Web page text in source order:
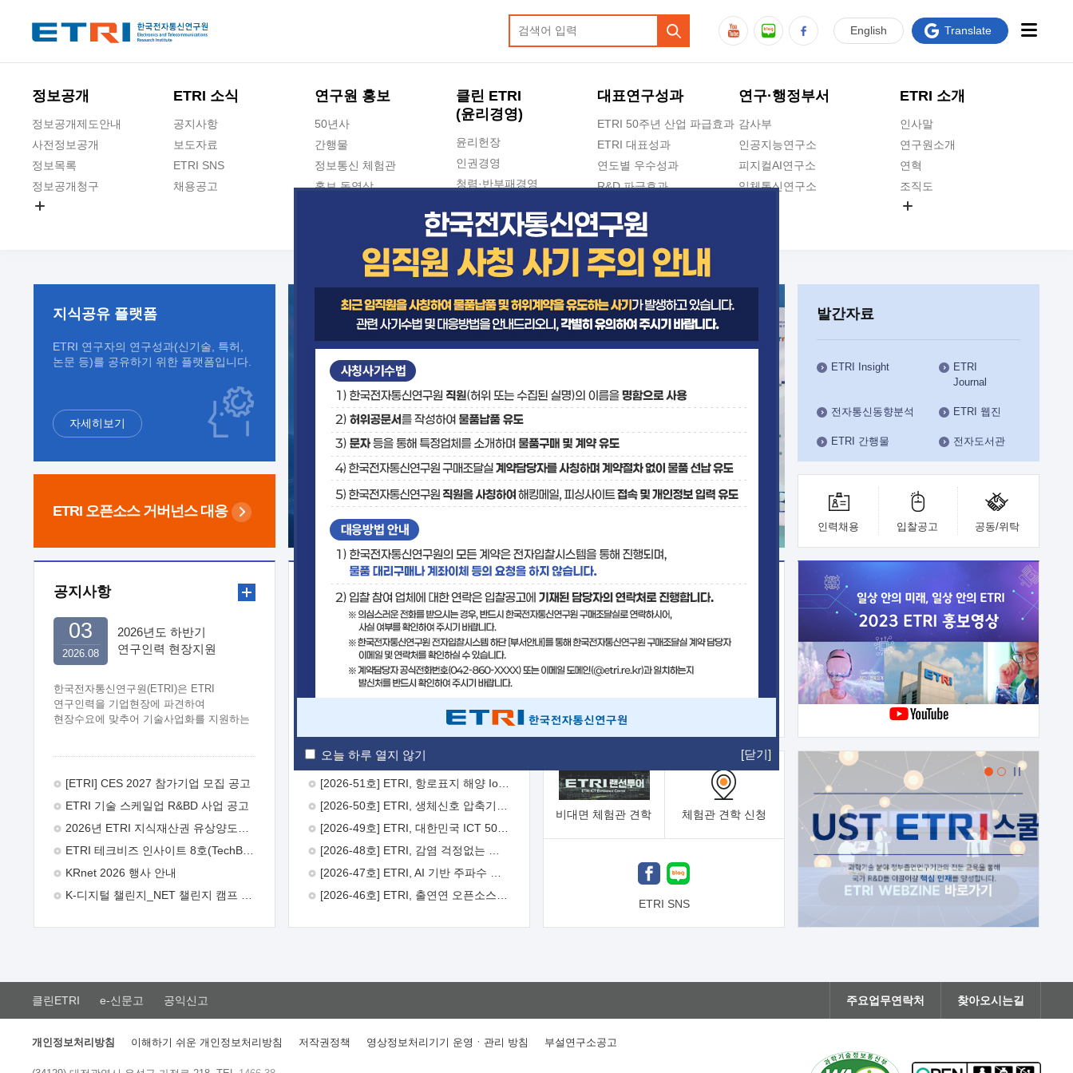
오늘 하루 열지 않기 [닫기]
정보공개
정보공개제도안내
사전정보공개
정보목록
정보공개청구
ETRI 소식
공지사항
보도자료
ETRI SNS
채용공고
연구원 홍보
50년사
간행물
정보통신 체험관
홍보 동영상
클린 ETRI
(윤리경영)
윤리헌장
인권경영
청렴·반부패경영
청렴포털 신고
수의계약 현황
부패징계 현황
감사결과공개
대표연구성과
ETRI 50주년 산업 파급효과
ETRI 대표성과
연도별 우수성과
R&D 파급효과
지식공유플랫폼
연구·행정부서
감사부
인공지능연구소
피지컬AI연구소
입체통신연구소
인공지능안전연구소
우주항공반도체전략연구단
대경권연구본부
호남권연구본부
기획본부
사업화본부
행정본부
대외협력부
ETRI 소개
인사말
연구원소개
연혁
조직도
ETRI CI
English Translate
지식공유 플랫폼
ETRI 연구자의 연구성과(신기술, 특허,
논문 등)를 공유하기 위한 플랫폼입니다.
자세히보기
ETRI 오픈소스 거버넌스 대응
발간자료
ETRI Insight
ETRI
Journal
전자통신동향분석 ETRI 웹진
ETRI 간행물 전자도서관
인력채용 입찰공고 공동/위탁
공지사항
2026년도 하반기
연구인력 현장지원
한국전자통신연구원(ETRI)은 ETRI
연구인력을 기업현장에 파견하여
현장수요에 맞추어 기술사업화를 지원하는
주시기 바랍니다. 2026년 8월
추진목적: ETRI 인력을 기업현장에 파견.
기술지원을 실시함으로써 ETRI 개발기술의
극대화하고, 지원기업을 강견기업으로
육성하고자 함.  신청자격: ETRI
ETRI 창업/연구소기업, 기술이전/출자기업
(2 ~ 3년차) 연봉의 40%  추진일정(1)
희망기업 신청/접수(2)희망인력-희망기업
매칭(3)현장조사/ 선정(심의)(4)협약체결
26일 9월초순 9월 중순 10월 이후*
2026.08
03
[ETRI] CES 2027 참가기업 모집 공고
ETRI 기술 스케일업 R&BD 사업 공고
ETRI 테크비즈 인사이트 8호(TechBiz Insight Vol.8) 발간
KRnet 2026 행사 안내
보도자료
[2026-52호] ETRI, ITU-T 자율주행차 국제표준화 주도한다
기술사업화플랫폼/기술이전
기술예고 중소기업 지원
보유특허 이전가능 기술
융합기술연구생산센터 반도체실험실
비대면 체험관 견학 체험관 견학 신청
ETRI SNS
클린ETRI e-신문고 공익신고 주요업무연락처 찾아오시는길
개인정보처리방침 이해하기 쉬운 개인정보처리방침 저작권정책 영상정보처리기기 운영ㆍ관리 방침 부설연구소공고